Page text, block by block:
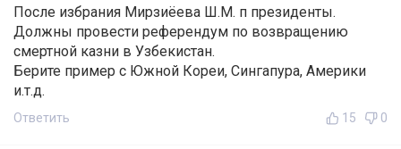
После избрания Мирзиёева Ш.М. п президенты.
Должны провести референдум по возвращению
смертной казни в Узбекистан.
Берите пример с Южной Кореи, Сингапура, Америки
и.т.д.
Ответить 15 0